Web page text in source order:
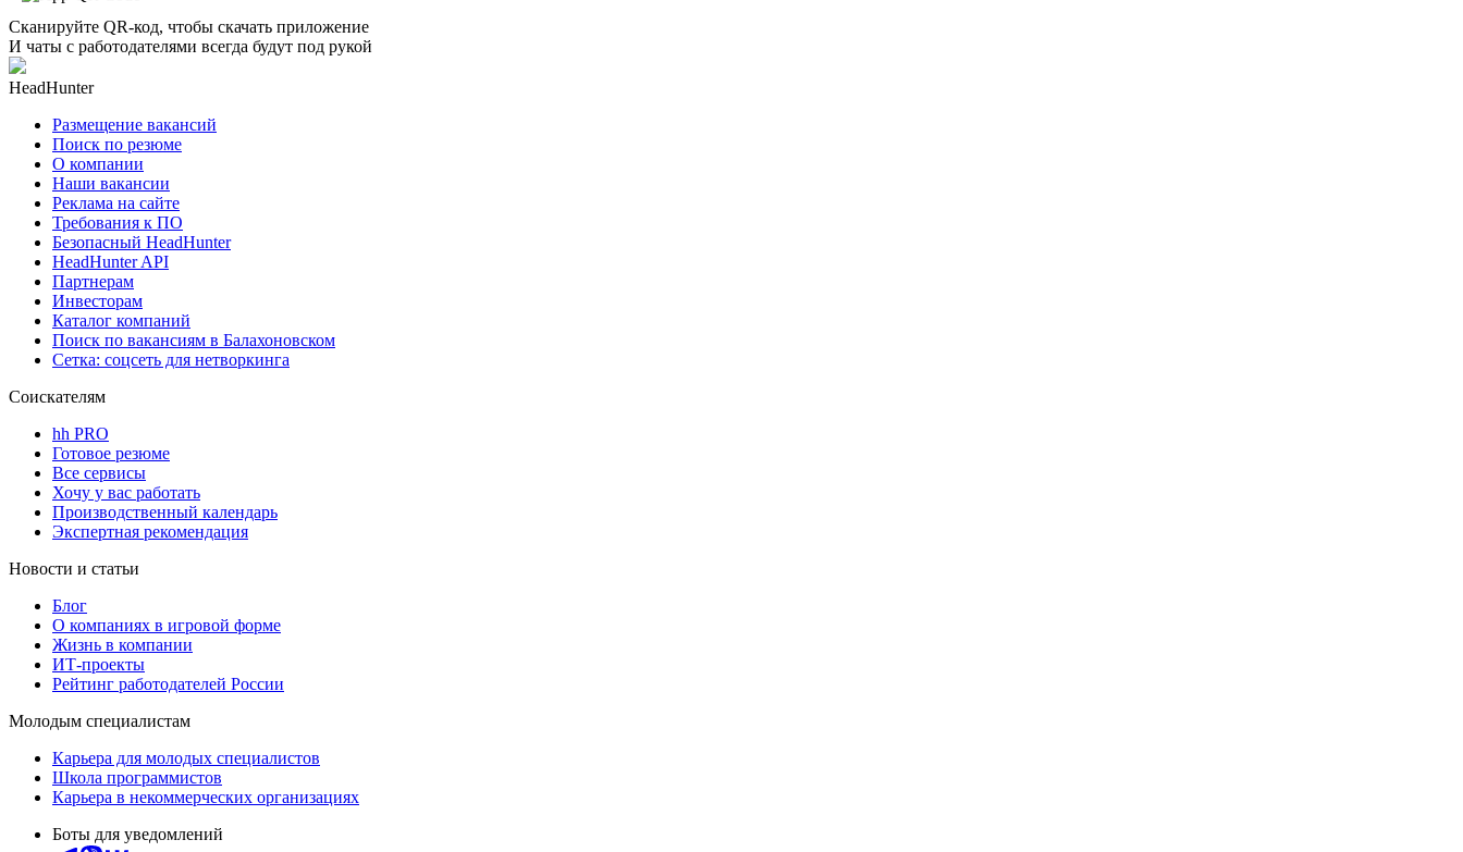
Сканируйте QR-код, чтобы скачать приложение
И чаты с работодателями всегда будут под рукой
HeadHunter
Размещение вакансий
Поиск по резюме
О компании
Наши вакансии
Реклама на сайте
Требования к ПО
Безопасный HeadHunter
HeadHunter API
Партнерам
Инвесторам
Каталог компаний
Поиск по вакансиям в Балахоновском
Сетка: соцсеть для нетворкинга
Соискателям
hh PRO
Готовое резюме
Все сервисы
Хочу у вас работать
Производственный календарь
Экспертная рекомендация
Новости и статьи
Блог
О компаниях в игровой форме
Жизнь в компании
ИТ-проекты
Рейтинг работодателей России
Молодым специалистам
Карьера для молодых специалистов
Школа программистов
Карьера в некоммерческих организациях
Боты для уведомлений